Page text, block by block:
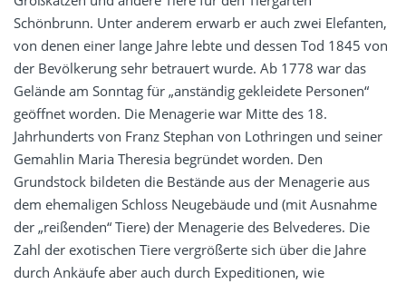
Schönbrunn. Unter anderem erwarb er auch zwei Elefanten,
von denen einer lange Jahre lebte und dessen Tod 1845 von
der Bevölkerung sehr betrauert wurde. Ab 1778 war das
Gelände am Sonntag für „anständig gekleidete Personen“
geöffnet worden. Die Menagerie war Mitte des 18.
Jahrhunderts von Franz Stephan von Lothringen und seiner
Gemahlin Maria Theresia begründet worden. Den
Grundstock bildeten die Bestände aus der Menagerie aus
dem ehemaligen Schloss Neugebäude und (mit Ausnahme
der „reißenden“ Tiere) der Menagerie des Belvederes. Die
Zahl der exotischen Tiere vergrößerte sich über die Jahre
durch Ankäufe aber auch durch Expeditionen, wie